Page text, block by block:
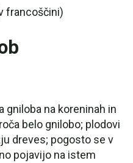
francoščini)
gniloba na koreninah in
belo gnilobo; plodovi
dreves; pogosto se v
pojavijo na istem